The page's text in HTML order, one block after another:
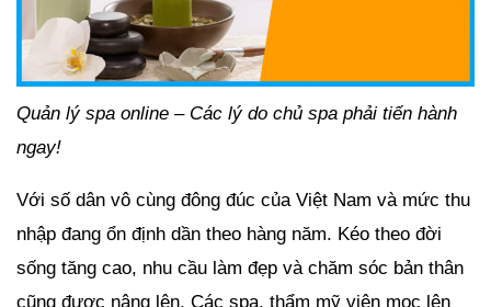
Quản lý spa online – Các lý do chủ spa phải tiến hành
ngay!
Với số dân vô cùng đông đúc của Việt Nam và mức thu
nhập đang ổn định dần theo hàng năm. Kéo theo đời
sống tăng cao, nhu cầu làm đẹp và chăm sóc bản thân
cũng được nâng lên. Các spa, thẩm mỹ viện mọc lên